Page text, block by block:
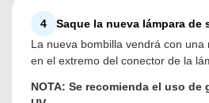
4
Saque la nueva lámpara
La nueva bombilla vendrá con
en el extremo del conector de la
NOTA: Se recomienda el uso